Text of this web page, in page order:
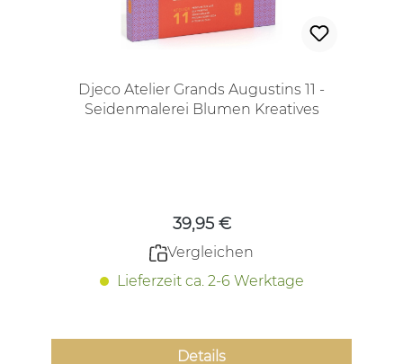
Djeco Atelier Grands Augustins 11 -
Seidenmalerei Blumen Kreatives
39,95 €
Vergleichen
Lieferzeit ca. 2-6 Werktage
Details